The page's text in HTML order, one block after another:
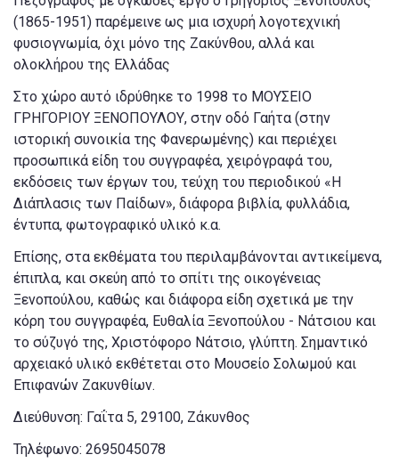
(1865-1951) παρέμεινε ως μια ισχυρή λογοτεχνική
φυσιογνωμία, όχι μόνο της Ζακύνθου, αλλά και
ολοκλήρου της Ελλάδας
Στο χώρο αυτό ιδρύθηκε το 1998 το ΜΟΥΣΕΙΟ
ΓΡΗΓΟΡΙΟΥ ΞΕΝΟΠΟΥΛΟΥ, στην οδό Γαήτα (στην
ιστορική συνοικία της Φανερωμένης) και περιέχει
προσωπικά είδη του συγγραφέα, χειρόγραφά του,
εκδόσεις των έργων του, τεύχη του περιοδικού «Η
Διάπλασις των Παίδων», διάφορα βιβλία, φυλλάδια,
έντυπα, φωτογραφικό υλικό κ.α.
Επίσης, στα εκθέματα του περιλαμβάνονται αντικείμενα,
έπιπλα, και σκεύη από το σπίτι της οικογένειας
Ξενoπούλου, καθώς και διάφορα είδη σχετικά με την
κόρη του συγγραφέα, Ευθαλία Ξενοπούλου - Νάτσιου και
το σύζυγό της, Χριστόφορο Νάτσιο, γλύπτη. Σημαντικό
αρχειακό υλικό εκθέτεται στο Μουσείο Σολωμού και
Επιφανών Ζακυνθίων.
Διεύθυνση: Γαΐτα 5, 29100, Ζάκυνθος
Τηλέφωνο: 2695045078